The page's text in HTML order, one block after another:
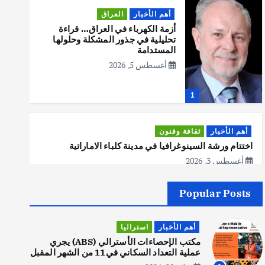
1
أهم الأخبار العراق
أزمة الكهرباء في العراق… قراءة
تحليلية في جذور المشكلة وحلولها
المستدامة
أغسطس 5, 2026
أهم الأخبار ثقافة وفنون
اختتام ورشة السينوغرافيا في مدينة كلباء الاماراتية
أغسطس 3, 2026
أهم الأخبار جاليات غير مصنف
قصة نجاح العراقي عمر الشمري الذي
اصبح بطلاً لأستراليا بلعبة كمال
الاجسام
يوليو 30, 2026
Popular Posts
أهم الأخبار استراليا
مكتب الإحصاءات الأسترالي (ABS) يجري
عملية التعداد السكاني في11 من الشهر المقبل